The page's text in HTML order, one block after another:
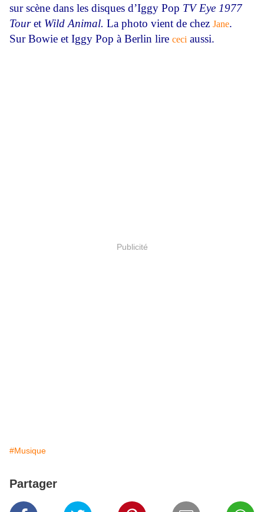
sur scène dans les disques d’Iggy Pop TV Eye 1977
Touret Wild Animal. La photo vient de chez Jane.
Sur Bowie et Iggy Pop à Berlin lire ceci aussi.
Publicité
#Musique
Partager